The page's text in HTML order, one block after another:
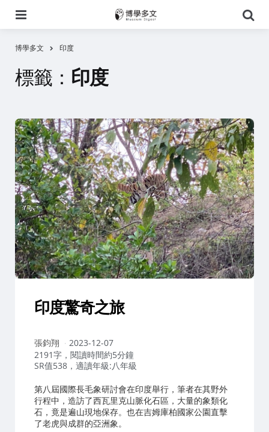
尋
博學多文 印度
標籤： 印度
印度驚奇之旅
作
者：
張鈞翔
2023-12-07
2191字，閱讀時間約5分鐘
SR值538，適讀年級:八年級
第八屆國際長毛象研討會在印度舉行，筆者在其野外
行程中，造訪了西瓦里克山脈化石區，大量的象類化
石，竟是遍山現地保存。也在吉姆庫柏國家公園直擊
了老虎與成群的亞洲象。